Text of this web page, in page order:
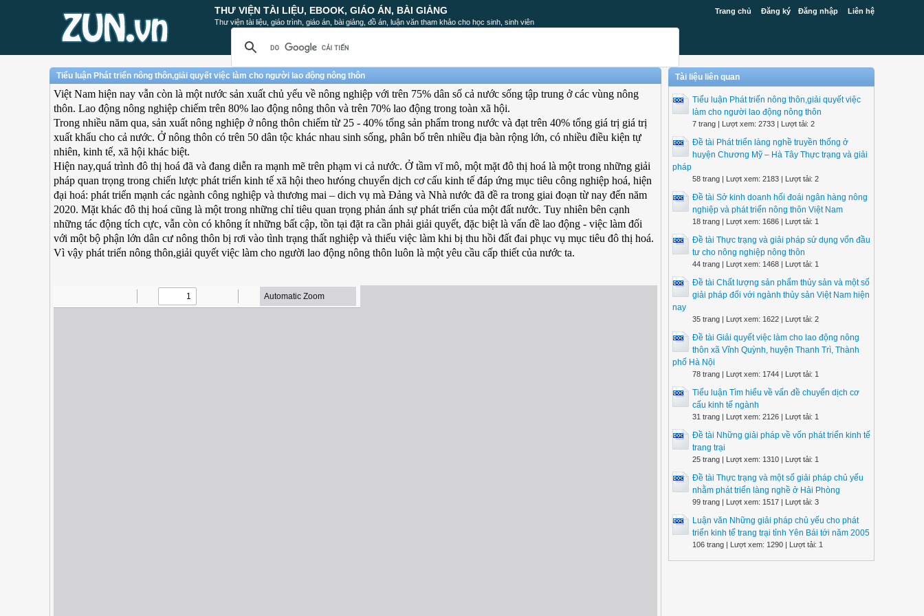
Trang chủ Đăng ký Đăng nhập Liên hệ
THƯ VIỆN TÀI LIỆU, EBOOK, GIÁO ÁN, BÀI GIẢNG
Thư viện tài liệu, giáo trình, giáo án, bài giảng, đồ án, luận văn tham khảo cho học sinh, sinh viên
Tiểu luận Phát triển nông thôn,giải quyết việc làm cho người lao động nông thôn
Việt Nam hiện nay vẫn còn là một nước sản xuất chủ yếu về nông nghiệp với trên 75% dân số cả nước sống tập trung ở các vùng nông
thôn. Lao động nông nghiệp chiếm trên 80% lao động nông thôn và trên 70% lao động trong toàn xã hội.
Trong nhiều năm qua, sản xuất nông nghiệp ở nông thôn chiếm từ 25 - 40% tổng sản phẩm trong nước và đạt trên 40% tổng giá trị giá trị
xuất khẩu cho cả nước. Ở nông thôn có trên 50 dân tộc khác nhau sinh sống, phân bố trên nhiều địa bàn rộng lớn, có nhiều điều kiện tự
nhiên, kinh tế, xã hội khác biệt.
Hiện nay,quá trình đô thị hoá đã và đang diễn ra mạnh mẽ trên phạm vi cả nước. Ở tầm vĩ mô, một mặt đô thị hoá là một trong những giải
pháp quan trọng trong chiến lược phát triển kinh tế xã hội theo hưóng chuyển dịch cơ cấu kinh tế đáp ứng mục tiêu công nghiệp hoá, hiện
đại hoá: phát triển mạnh các ngành công nghiệp và thương mai – dich vụ mà Đảng và Nhà nước đã đề ra trong giai đoạn từ nay đến năm
2020. Mặt khác đô thị hoá cũng là một trong những chỉ tiêu quan trọng phản ánh sự phát triển của một đất nước. Tuy nhiên bên cạnh
những tác động tích cực, vẫn còn có không ít những bất cập, tồn tại đặt ra cần phải giải quyết, đặc biệt là vấn đề lao động - việc làm đối
với một bộ phận lớn dân cư nông thôn bị rơi vào tình trạng thất nghiệp và thiếu việc làm khi bị thu hồi đất đai phục vụ mục tiêu đô thị hoá.
Vì vậy phát triển nông thôn,giải quyết việc làm cho người lao động nông thôn luôn là một yêu cầu cấp thiết của nước ta.
Tài liệu liên quan
Tiểu luận Phát triển nông thôn,giải quyết việc
làm cho người lao động nông thôn
7 trang | Lượt xem: 2733 | Lượt tải: 2
Đề tài Phát triển làng nghề truyền thống ở
huyện Chương Mỹ – Hà Tây Thực trạng và giải
pháp
58 trang | Lượt xem: 2183 | Lượt tải: 2
Đề tài Sở kinh doanh hối đoái ngân hàng nông
nghiệp và phát triển nông thôn Việt Nam
18 trang | Lượt xem: 1686 | Lượt tải: 1
Đề tài Thực trạng và giải pháp sử dụng vốn đầu
tư cho nông nghiệp nông thôn
44 trang | Lượt xem: 1468 | Lượt tải: 1
Đề tài Chất lượng sản phẩm thủy sản và một số
giải pháp đối với ngành thủy sản Việt Nam hiện
nay
35 trang | Lượt xem: 1622 | Lượt tải: 2
Đề tài Giải quyết việc làm cho lao động nông
thôn xã Vĩnh Quỳnh, huyện Thanh Trì, Thành
phố Hà Nội
78 trang | Lượt xem: 1744 | Lượt tải: 1
Tiểu luận Tìm hiểu về vấn đề chuyển dịch cơ
cấu kinh tế ngành
31 trang | Lượt xem: 2126 | Lượt tải: 1
Đề tài Những giải pháp về vốn phát triển kinh tế
trang trại
25 trang | Lượt xem: 1310 | Lượt tải: 1
Đề tài Thực trạng và một số giải pháp chủ yếu
nhằm phát triển làng nghề ở Hải Phòng
99 trang | Lượt xem: 1517 | Lượt tải: 3
Luận văn Những giải pháp chủ yếu cho phát
triển kinh tế trang trại tỉnh Yên Bái tới năm 2005
106 trang | Lượt xem: 1290 | Lượt tải: 1